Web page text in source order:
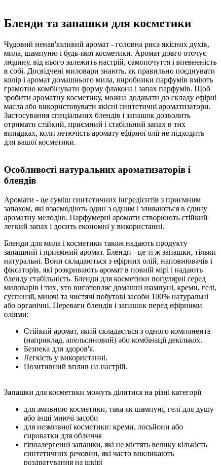
Бленди та запашки для косметики
Чудовий ненав'язливий аромат - головна риса якісних духів,
мила, шампуню і будь-якої косметики. Аромат довго оточує
людину, від нього залежить настрій, самопочуття і впевненість
в собі. Досвідчені миловари знають, як правильно поєднувати
колір і аромат домашнього мила, виробники парфумів вміють
грамотно комбінувати форму флакона і запах парфумів. Щоб
зробити ароматну косметику, можна додавати до складу ефірні
масла або використовувати якісні синтетичні ароматизатори.
Застосування спеціальних блендів і запашок дозволить
отримати стійкий, приємний і стабільний запах в тих
випадках, коли летючість аромату ефірної олії не підходить
для вашої косметики.
Особливості натуральних ароматизаторів і
блендів
Аромати - це суміш синтетичних інгредієнтів з приємним
запахом, які взаємодіють один з одним і зливаються в єдину
ароматну мелодію. Парфумерні аромати створюють стійкий
легкий запах і досить економні у використанні.
Бленди для мила і косметики також надають продукту
запашний і приємний аромат. Бленди - це ті ж запашки, тільки
натуральні. Вони складаються з ефірних олій, наповнювачів і
фіксаторів, які розкривають аромат в повній мірі і надають
бленду стабільність. Бленди для косметики популярні серед
миловарів і тих, хто виготовляє домашні шампуні, креми, гелі,
суспензії, миючі та чистячі побутові засоби 100% натуральні
або органічні. Переваги блендів і запашок перед ефірними
оліями:
Стійкий аромат, який складається з одного компонента
(наприклад, апельсиновий) або комбінації декількох.
Безпека для здоров'я.
Легкість у використанні.
Позитивний вплив на настрій.
Запашки для косметики можуть ділитися на різні категорії
для змивною косметики, така як шампуні, гелі для душу
або інші миючі засоби
для незмивної косметики: креми, лосьйони або
сироватки для обличчя
гіпоалергенні запашки, які не містять велику кількість
синтетичних речовин, які часто викликають
роздратування на шкірі